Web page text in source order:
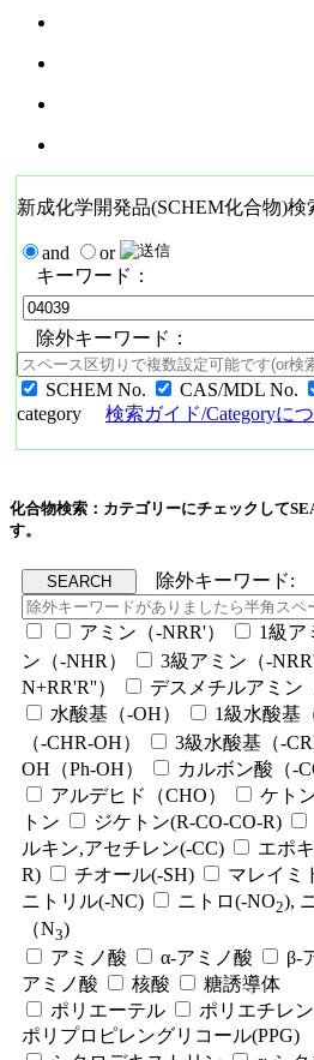
新成化学開発品(SCHEM化合物)検
and
or
キーワード：
除外キーワード：
SCHEM No. CAS/MDL No.
category
検索ガイド/Categoryに
化合物検索：カテゴリーにチェックして
す。
除外キーワード:
アミン（-NRR'） 1級ア
ン（-NHR）
3級アミン（-NRR'
N+RR'R''）
デスメチルアミン
水酸基（-OH）
1級水酸基
（-CHR-OH）
3級水酸基（-
OH（Ph-OH）
カルボン酸（-
アルデヒド（CHO）
ケト
トン
ジケトン(R-CO-CO-R)
ルキン,アセチレン(-CC)
エポ
R)
チオール(-SH) マレイミ
ニトリル(-NC)
ニトロ(-NO2),
（N3)
アミノ酸
α-アミノ酸 β-
アミノ酸
核酸
糖誘導体
ポリエーテル
ポリエチレ
ポリプロピレングリコール(PPG)